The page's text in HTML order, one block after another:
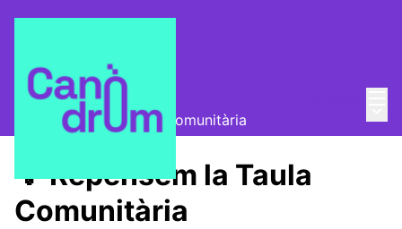
Taula Comunitària
💡 Repensem la Taula Comunitària
💡 Repensem la Taula
Comunitària